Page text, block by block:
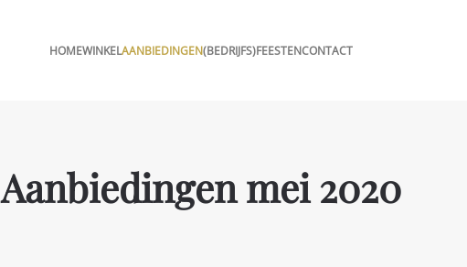
HOMEWINKELAANBIEDINGEN(BEDRIJFS)FEESTENCONTACT
Aanbiedingen mei 2020